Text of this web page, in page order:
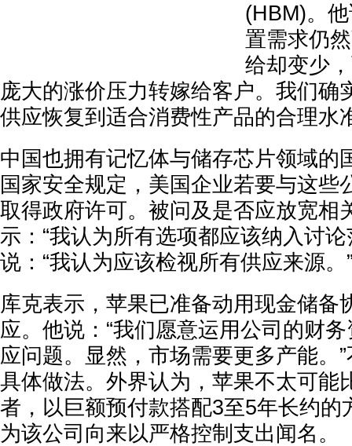
(HBM)。
置需求仍
给却变少
庞大的涨价压力转嫁给客户。我们确
供应恢复到适合消费性产品的合理水
中国也拥有记忆体与储存芯片领域的
国家安全规定，美国企业若要与这些
取得政府许可。被问及是否应放宽相
示：“我认为所有选项都应该纳入讨
说：“我认为应该检视所有供应来源。
库克表示，苹果已准备动用现金储备
应。他说：“我们愿意运用公司的财
应问题。显然，市场需要更多产能。
具体做法。外界认为，苹果不太可能
者，以巨额预付款搭配3至5年长约的
为该公司向来以严格控制支出闻名。